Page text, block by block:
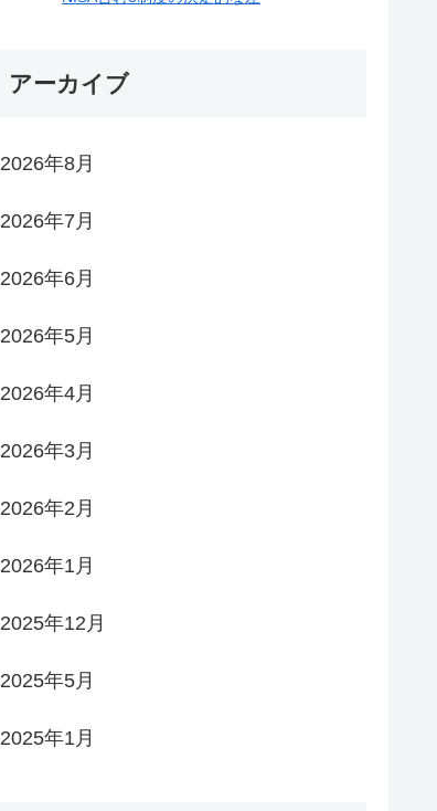
アーカイブ
2026年8月
2026年7月
2026年6月
2026年5月
2026年4月
2026年3月
2026年2月
2026年1月
2025年12月
2025年5月
2025年1月